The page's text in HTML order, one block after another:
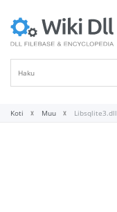
Koti Muu Libsqlite3.dll